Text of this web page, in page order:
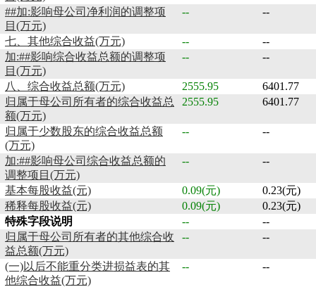
##加:影响母公司净利润的调整项
目(万元)
-- --
七、其他综合收益(万元) --
--
加:##影响综合收益总额的调整项
目(万元)
-- --
八、综合收益总额(万元) 2555.95
6401.77
归属于母公司所有者的综合收益总
额(万元)
2555.95 6401.77
归属于少数股东的综合收益总额
(万元)
-- --
加:##影响母公司综合收益总额的
调整项目(万元)
-- --
基本每股收益(元) 0.09(元)
0.23(元)
稀释每股收益(元)
0.09(元)
0.23(元)
特殊字段说明
--
--
归属于母公司所有者的其他综合收
益总额(万元)
-- --
(一)以后不能重分类进损益表的其
他综合收益(万元)
-- --